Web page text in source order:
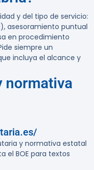
y del tipo de servicio:
asesoramiento puntual
en procedimiento
siempre un
incluya el alcance y
normativa
y normativa estatal
el BOE para textos